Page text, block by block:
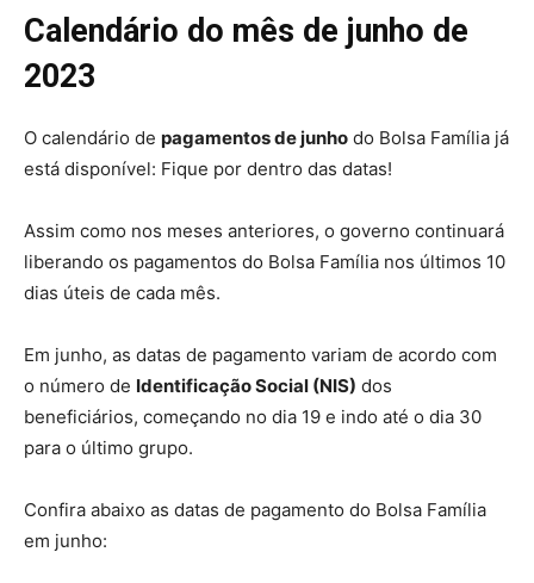
Calendário do mês de junho de
2023
O calendário de pagamentos de junho do Bolsa Família já
está disponível: Fique por dentro das datas!
Assim como nos meses anteriores, o governo continuará
liberando os pagamentos do Bolsa Família nos últimos 10
dias úteis de cada mês.
Em junho, as datas de pagamento variam de acordo com
o número de Identificação Social (NIS) dos
beneficiários, começando no dia 19 e indo até o dia 30
para o último grupo.
Confira abaixo as datas de pagamento do Bolsa Família
em junho: